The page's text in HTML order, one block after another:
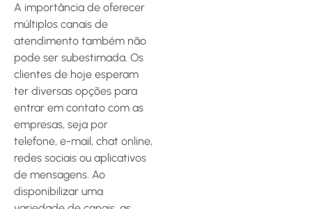
A importância de oferecer
múltiplos canais de
atendimento também não
pode ser subestimada. Os
clientes de hoje esperam
ter diversas opções para
entrar em contato com as
empresas, seja por
telefone, e-mail, chat online,
redes sociais ou aplicativos
de mensagens. Ao
disponibilizar uma